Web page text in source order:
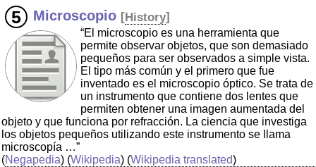
Microscopio [History]
“El microscopio es una herramienta que
permite observar objetos, que son demasiado
pequeños para ser observados a simple vista.
El tipo más común y el primero que fue
inventado es el microscopio óptico. Se trata de
un instrumento que contiene dos lentes que
permiten obtener una imagen aumentada del
objeto y que funciona por refracción. La ciencia que investiga
los objetos pequeños utilizando este instrumento se llama
microscopía …”
(Negapedia) (Wikipedia) (Wikipedia translated)